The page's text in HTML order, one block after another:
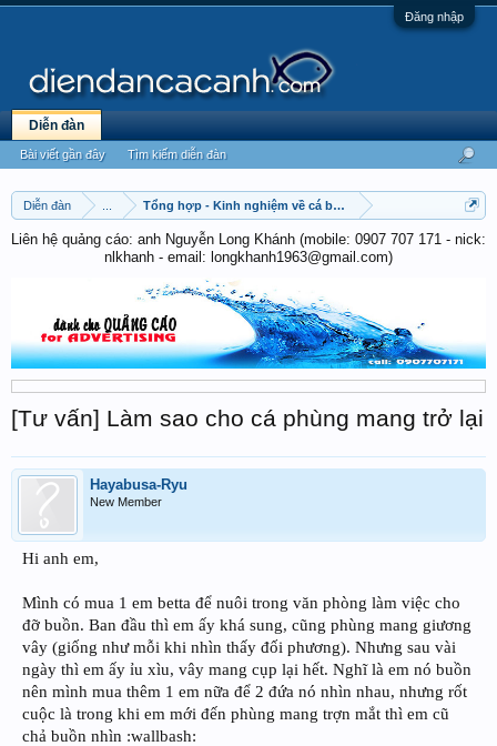
Đăng nhập
Diễn đàn Tổng hợp - Kinh nghiệm về cá betta
Liên hệ quảng cáo: anh Nguyễn Long Khánh (mobile: 0907 707 171 - nick:
nlkhanh - email: longkhanh1963@gmail.com)
[Tư vấn] Làm sao cho cá phùng mang trở lại
Hayabusa-Ryu
New Member
Hi anh em,
Mình có mua 1 em betta để nuôi trong văn phòng làm việc cho
đỡ buồn. Ban đầu thì em ấy khá sung, cũng phùng mang giương
vây (giống như mỗi khi nhìn thấy đối phương). Nhưng sau vài
ngày thì em ấy ỉu xìu, vây mang cụp lại hết. Nghĩ là em nó buồn
nên mình mua thêm 1 em nữa để 2 đứa nó nhìn nhau, nhưng rốt
cuộc là trong khi em mới đến phùng mang trợn mắt thì em cũ
chả buồn nhìn :wallbash:
Diễn đàn
Bài viết gần đây Tìm kiếm diễn đàn